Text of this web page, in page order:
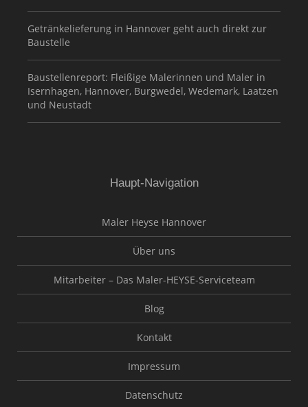
Getränkelieferung in Hannover geht auch direkt zur
Baustelle
Baustellenreport: Fleißige Malerinnen und Maler in
Isernhagen, Hannover, Burgwedel, Wedemark, Laatzen
und Neustadt
Haupt-Navigation
Maler Heyse Hannover
Über uns
Mitarbeiter – Das Maler-HEYSE-Serviceteam
Blog
Kontakt
Impressum
Datenschutz